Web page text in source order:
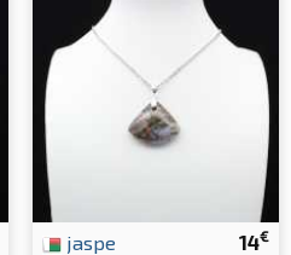
14€
jaspe